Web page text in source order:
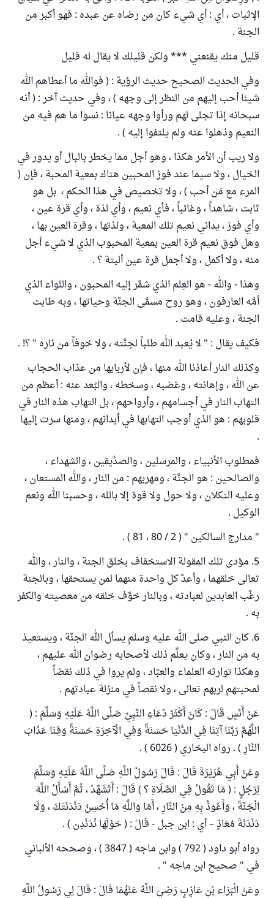
الإثبات ، أي : أي شيء كان من رضاه عن عبده : فهو أكبر من
الجنة .
قليل منك يقنعني *** ولكن قليلك لا يقال له قليل
وفي الحديث الصحيح حديث الرؤية : ( فوالله ما أعطاهم الله
شيئا أحب إليهم من النظر إلى وجهه ) ، وفي حديث آخر : ( أنه
سبحانه إذا تجلى لهم ورأوا وجهه عيانا : نسوا ما هم فيه من
النعيم وذهلوا عنه ولم يلتفوا إليه ) .
ولا ريب أن الأمر هكذا ، وهو أجل مما يخطر بالبال أو يدور في
الخيال ، ولا سيما عند فوز المحبين هناك بمعية المحبة ، فإن (
المرء مع مَن أحب ) ، ولا تخصيص في هذا الحكم ، بل هو
ثابت ، شاهداً ، وغائباً ، فأي نعيم ، وأي لذة ، وأي قرة عين ،
وأي فوز ، يداني نعيم تلك المعية ، ولذتها ، وقرة العين بها ،
وهل فوق نعيم قرة العين بمعية المحبوب الذي لا شيء أجل
منه ، ولا أكمل ، ولا أجمل قرة عين ألبتة ؟ .
وهذا - والله - هو العِلم الذي شمَّر إليه المحبون ، واللواء الذي
أمَّه العارفون ، وهو روح مسمَّى الجنَّة وحياتها ، وبه طابت
الجنة ، وعليه قامت .
فكيف يقال : " لا يُعبد الله طلباً لجنَّته ، ولا خوفاً من ناره " ؟! .
وكذلك النار أعاذنا الله منها ، فإن لأربابها من عذاب الحجاب
عن الله ، وإهانته ، وغضبه ، وسخطه ، والبُعد عنه : أعظم من
التهاب النار في أجسامهم ، وأرواحهم ، بل التهاب هذه النار في
قلوبهم : هو الذي أوجب التهابها في أبدانهم ، ومنها سرت إليها
.
فمطلوب الأنبياء ، والمرسلين ، والصدِّيقين ، والشهداء ،
والصالحين : هو الجنَّة ، ومهربهم : من النار ، والله المستعان ،
وعليه التكلان ، ولا حول ولا قوة إلا بالله ، وحسبنا الله ونعم
الوكيل .
" مدارج السالكين " ( 2 / 80 ، 81 ) .
5. مؤدى تلك المقولة الاستخفاف بخلق الجنة ، والنار ، والله
تعالى خلقهما ، وأعدَّ كل واحدة منهما لمن يستحقها ، وبالجنة
رغَّب العابدين لعبادته ، وبالنار خوَّف خلقه من معصيته والكفر
به .
6. كان النبي صلى الله عليه وسلم يسأل الله الجنَّة ، ويستعيذ
به من النار ، وكان يعلِّم ذلك لأصحابه رضوان الله عليهم ،
وهكذا توارثه العلماء والعبَّاد ، ولم يروا في ذلك نقضاً
لمحبتهم لربهم تعالى ، ولا نقصاً في منزلة عبادتهم .
عَنْ أَنَسٍ قَالَ : كَانَ أَكْثَرُ دُعَاءِ النَّبِيِّ صَلَّى اللَّهُ عَلَيْهِ وَسَلَّمَ : (
اللَّهُمَّ رَبَّنَا آتِنَا فِي الدُّنْيَا حَسَنَةً وَفِي الْآخِرَةِ حَسَنَةً وَقِنَا عَذَابَ
النَّارِ ) . رواه البخاري ( 6026 ) .
وعَنْ أَبِي هُرَيْرَةَ قَالَ : قَالَ رَسُولُ اللَّهِ صَلَّى اللَّهُ عَلَيْهِ وَسَلَّمَ
لِرَجُلٍ : ( مَا تَقُولُ فِي الصَّلَاةِ ؟ ) قَالَ : أَتَشَهَّدُ ، ثُمَّ أَسْأَلُ اللَّهَ
الْجَنَّةَ ، وَأَعُوذُ بِهِ مِنْ النَّارِ ، أَمَا وَاللَّهِ مَا أُحْسِنُ دَنْدَنَتَكَ ، وَلَا
دَنْدَنَةَ مُعَاذٍ – أي : ابن جبل - قَالَ : ( حَوْلَهَا نُدَنْدِن ) .
رواه أبو داود ( 792 ) وابن ماجه ( 3847 ) ، وصححه الألباني
في " صحيح ابن ماجه " .
وعَنْ الْبَرَاء بْنِ عَازِبٍ رَضِيَ اللَّهُ عَنْهُمَا قَالَ : قَالَ لِي رَسُولُ اللَّهِ